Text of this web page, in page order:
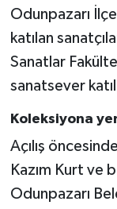
Odunpazarı
katılan
Sanatlar
sanatsever
Koleksiyona
Açılış
Kazım Kurt ve
Odunpazarı